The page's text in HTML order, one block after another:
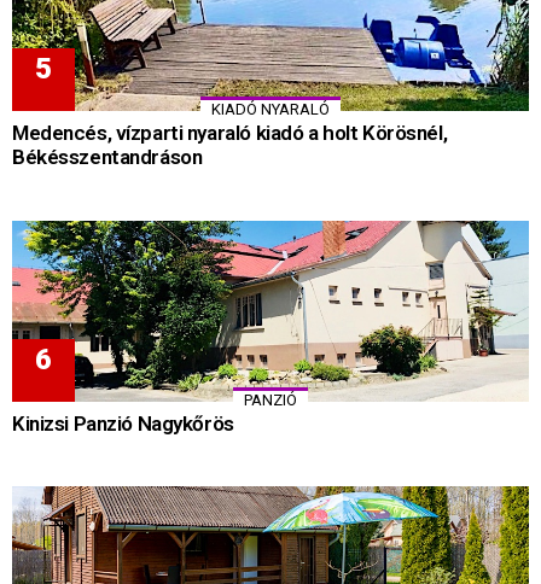
KIADÓ NYARALÓ
Medencés, vízparti nyaraló kiadó a holt Körösnél,
Békésszentandráson
PANZIÓ
Kinizsi Panzió Nagykőrös